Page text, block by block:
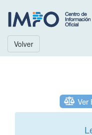
Volver
Ver